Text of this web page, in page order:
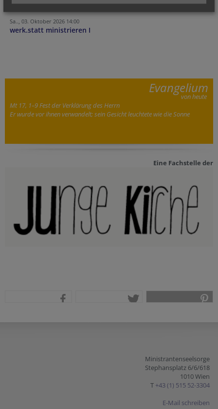
Mini(d)ra(h)t - der Abend für alle, die mehr...
Sa.., 03. Oktober 2026 14:00
werk.statt ministrieren I
Evangelium
von heute
Mt 17, 1–9 Fest der Verklärung des Herrn
Er wurde vor ihnen verwandelt; sein Gesicht leuchtete wie die Sonne
Eine Fachstelle der
Ministrantenseelsorge
Stephansplatz 6/6/618
1010 Wien
T +43 (1) 515 52-3304
E-Mail schreiben